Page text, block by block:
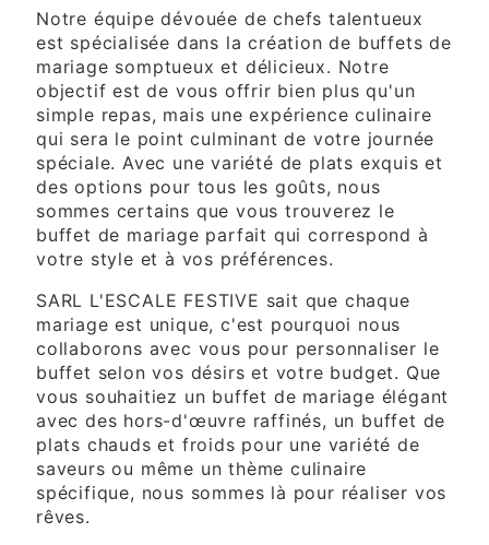
Notre équipe dévouée de chefs talentueux
est spécialisée dans la création de buffets de
mariage somptueux et délicieux. Notre
objectif est de vous offrir bien plus qu'un
simple repas, mais une expérience culinaire
qui sera le point culminant de votre journée
spéciale. Avec une variété de plats exquis et
des options pour tous les goûts, nous
sommes certains que vous trouverez le
buffet de mariage parfait qui correspond à
votre style et à vos préférences.
SARL L'ESCALE FESTIVE sait que chaque
mariage est unique, c'est pourquoi nous
collaborons avec vous pour personnaliser le
buffet selon vos désirs et votre budget. Que
vous souhaitiez un buffet de mariage élégant
avec des hors-d'œuvre raffinés, un buffet de
plats chauds et froids pour une variété de
saveurs ou même un thème culinaire
spécifique, nous sommes là pour réaliser vos
rêves.